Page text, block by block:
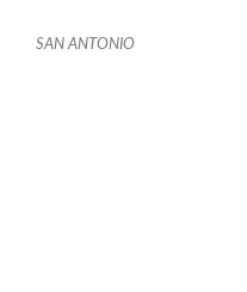
SAN ANTONIO